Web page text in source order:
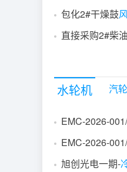
包化2#干燥鼓
直接采购2#柴
水轮机 汽
EMC-2026-
EMC-2026-
旭创光电一期-